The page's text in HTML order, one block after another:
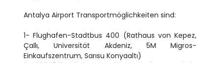
Antalya Airport Transportmöglichkeiten sind:
1- Flughafen-Stadtbus 400 (Rathaus von Kepez,
Çallı, Universität Akdeniz, 5M Migros-
Einkaufszentrum, Sarısu Konyaaltı)